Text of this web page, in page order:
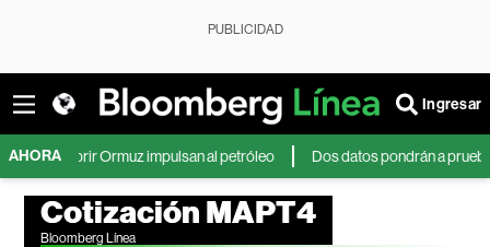
PUBLICIDAD
Ingresar
AHORA
reabrir Ormuz impulsan al petróleo Dos datos pondrán a prueba al
Cotización MAPT4
Bloomberg Línea